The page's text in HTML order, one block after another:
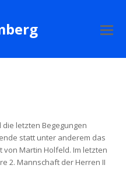
letzten Begegungen
statt unter anderem das
von Martin Holfeld. Im letzten
2. Mannschaft der Herren II